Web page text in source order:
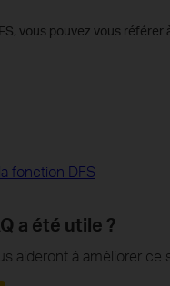
vous pouvez vous référer
fonction DFS
a été utile ?
aideront à améliorer ce